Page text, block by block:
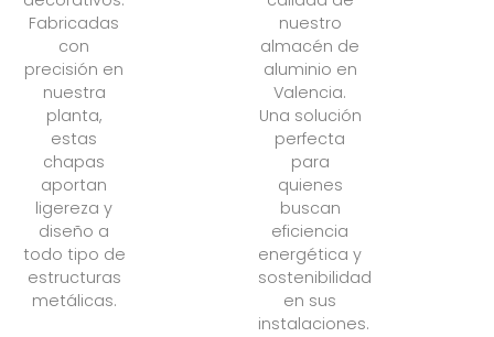
Fabricadas
con
precisión en
nuestra
planta,
estas
chapas
aportan
ligereza y
diseño a
todo tipo de
estructuras
metálicas.
nuestro
almacén de
aluminio en
Valencia.
Una solución
perfecta
para
quienes
buscan
eficiencia
energética y
sostenibilidad
en sus
instalaciones.